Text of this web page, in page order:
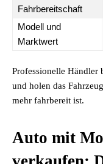
Fahrbereitschaft
Modell und
Marktwert
Professionelle Händler
und holen das
mehr fahrbereit ist.
Auto mit